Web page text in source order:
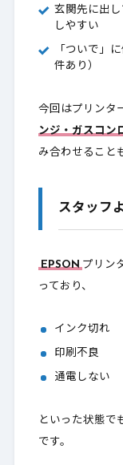
玄関先に出
しやすい
「ついで」
件あり）
今回はプリンタ
ンジ・ガスコン
み合わせること
スタッフ
EPSON プリン
っており、
インク切れ
印刷不良
通電しない
といった状態で
です。